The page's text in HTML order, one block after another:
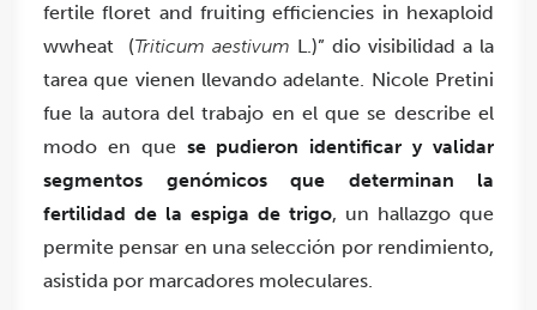
fertile floret and fruiting efficiencies in hexaploid
wwheat (Triticum aestivum L.)” dio visibilidad a la
tarea que vienen llevando adelante. Nicole Pretini
fue la autora del trabajo en el que se describe el
modo en que se pudieron identificar y validar
segmentos genómicos que determinan la
fertilidad de la espiga de trigo, un hallazgo que
permite pensar en una selección por rendimiento,
asistida por marcadores moleculares.